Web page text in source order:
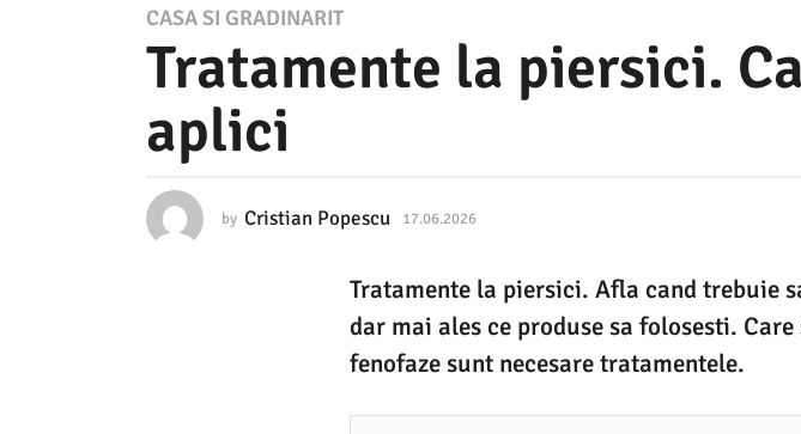
1
7
0
.
2
CASA SI GRADINARIT
Tratamente la piersici.
aplici
by Cristian Popescu 17.06.2026
0
.
2
0
6
Tratamente la piersici. Afla cand
dar mai ales ce produse sa folosesti.
fenofaze sunt necesare tratamentele.